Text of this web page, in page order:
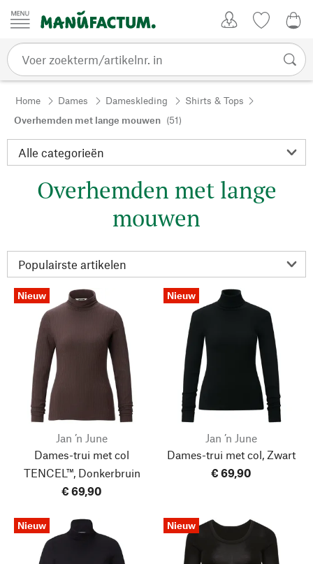
Passer au contenu
Home Dames Dameskleding
Shirts & Tops
Overhemden met lange mouwen (51)
Overhemden met lange
mouwen
Nieuw
Jan ’n June
Dames-trui met col
TENCEL™, Donkerbruin
€ 69,90
Nieuw
Jan ’n June
Dames-trui met col, Zwart
€ 69,90
Nieuw Nieuw